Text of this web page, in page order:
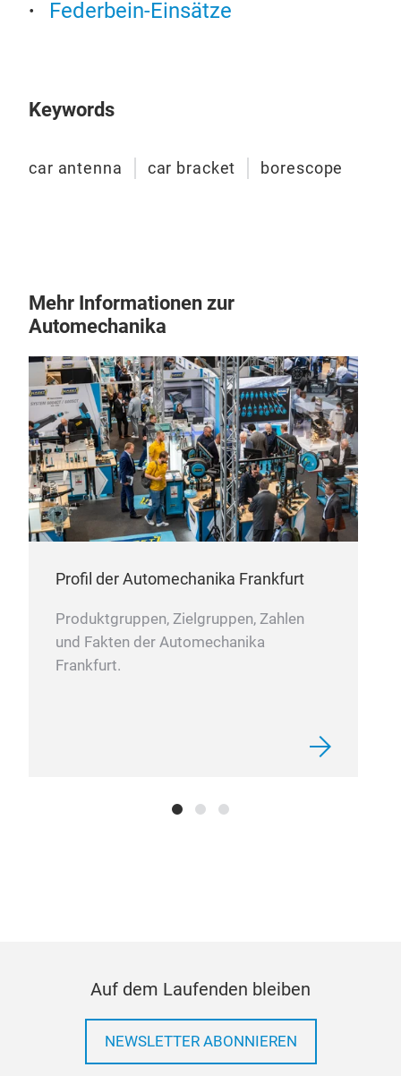
Federbein-Einsätze
Keywords
car antenna car bracket borescope
Mehr Informationen zur
Automechanika
Profil der Automechanika Frankfurt
Produktgruppen, Zielgruppen, Zahlen
und Fakten der Automechanika
Frankfurt.
Auf dem Laufenden bleiben
NEWSLETTER ABONNIEREN